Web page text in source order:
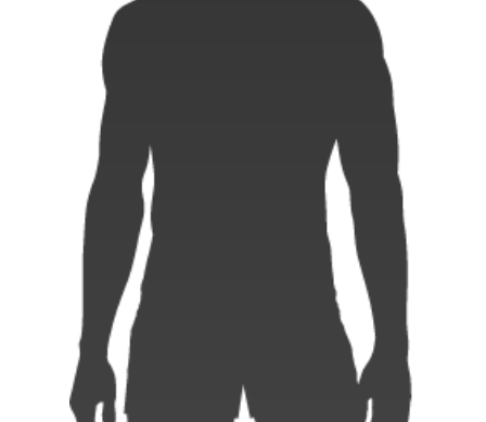
クラブからのお願い
スタッフ
マスコット
クラブ情報
株式会社 ブレイブルーパス東京概要
株式会社 チームの歴史
地域貢献活動
パートナー
Instagram Facebook Youtube
パートナーシップのご案内